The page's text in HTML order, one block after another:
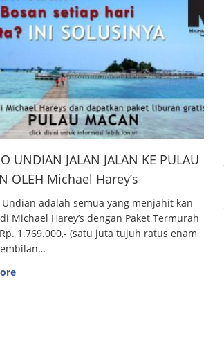
UNDIAN JALAN JALAN KE PULAU
OLEH Michael Harey’s
Undian adalah semua yang menjahit kan
Michael Harey’s dengan Paket Termurah
1.769.000,- (satu juta tujuh ratus enam